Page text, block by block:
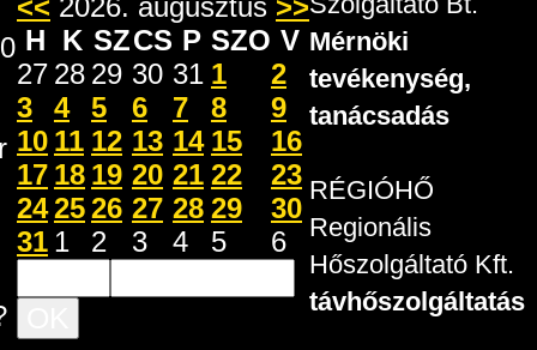
<< 2026. augusztus >>
H K SZCS P SZO V
27 28 29 30 31 1
2
3
4 5 6 7 8
9
10 11 12 13 14 15
16
17 18 19 20 21 22
23
242526 27 28 29
30
31 1 2 3 4 5 6
Mérnöki
tevékenység,
tanácsadás
RÉGIÓHŐ
Regionális
Hőszolgáltató Kft.
távhőszolgáltatás